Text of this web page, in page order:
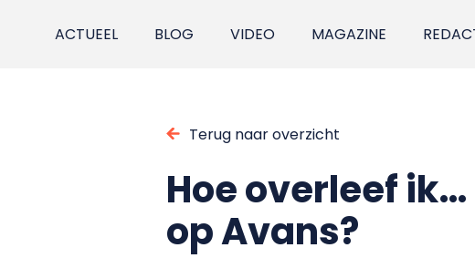
ACTUEEL BLOG VIDEO MAGAZINE
Terug naar overzicht
Hoe overleef
op Avans?